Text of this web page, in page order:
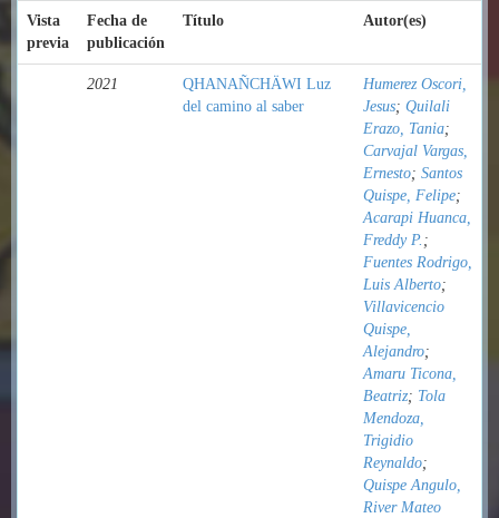
Vista
previa
Fecha de
publicación
Título Autor(es)
2021
QHANAÑCHÄWI Luz
del camino al saber
Humerez Oscori,
Jesus; Quilali
Erazo, Tania;
Carvajal Vargas,
Ernesto; Santos
Quispe, Felipe;
Acarapi Huanca,
Freddy P. ;
Fuentes Rodrigo,
Luis Alberto;
Villavicencio
Quispe,
Alejandro;
Amaru Ticona,
Beatriz; Tola
Mendoza,
Trigidio
Reynaldo;
Quispe Angulo,
River Mateo